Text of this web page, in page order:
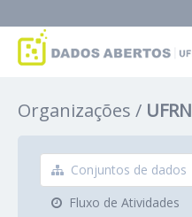
Grupos
Sobre
Organizações UFRN
Conjuntos de dados
Fluxo de Atividades